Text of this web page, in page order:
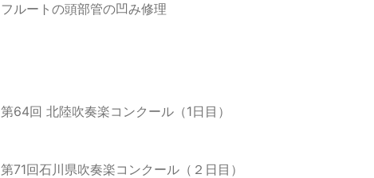
フルートの頭部管の凹み修理
第64回 北陸吹奏楽コンクール（1日目）
第71回石川県吹奏楽コンクール（２日目）